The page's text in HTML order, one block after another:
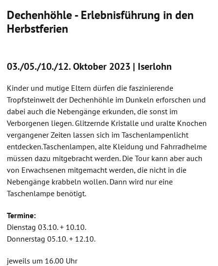
Dechenhöhle - Erlebnisführung in den
Herbstferien
03./05./10./12. Oktober 2023 | Iserlohn
Kinder und mutige Eltern dürfen die faszinierende
Tropfsteinwelt der Dechenhöhle im Dunkeln erforschen und
dabei auch die Nebengänge erkunden, die sonst im
Verborgenen liegen. Glitzernde Kristalle und uralte Knochen
vergangener Zeiten lassen sich im Taschenlampenlicht
entdecken.Taschenlampen, alte Kleidung und Fahrradhelme
müssen dazu mitgebracht werden. Die Tour kann aber auch
von Erwachsenen mitgemacht werden, die nicht in die
Nebengänge krabbeln wollen. Dann wird nur eine
Taschenlampe benötigt.
Termine:
Dienstag 03.10. + 10.10.
Donnerstag 05.10. + 12.10.
jeweils um 16.00 Uhr